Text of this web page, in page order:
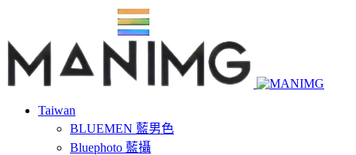
Taiwan
BLUEMEN 藍男色
Bluephoto 藍攝